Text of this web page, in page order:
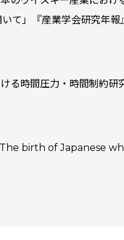
――」『産業学会研究年報
る時間圧力・時間制約
The birth of Japanese